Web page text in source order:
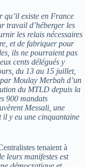
qu’il existe en France
travail d’héberger les
les relais nécessaires
et de fabriquer pour
ils ne pourraient pas
cents délégués y
du 13 au 15 juillet,
Moulay Merbah d’un
du MTLD depuis la
900 mandats
Messali, une
il y eu une cinquantaine
tenaient à
leurs manifestes est